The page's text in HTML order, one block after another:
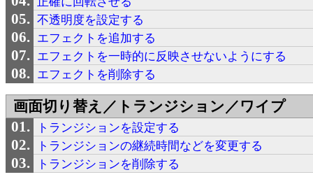
不透明度を設定する
エフェクトを追加する
エフェクトを一時的に反映させないようにする
エフェクトを削除する
画面切り替え／トランジション／ワイプ
トランジションを設定する
トランジションの継続時間などを変更する
トランジションを削除する